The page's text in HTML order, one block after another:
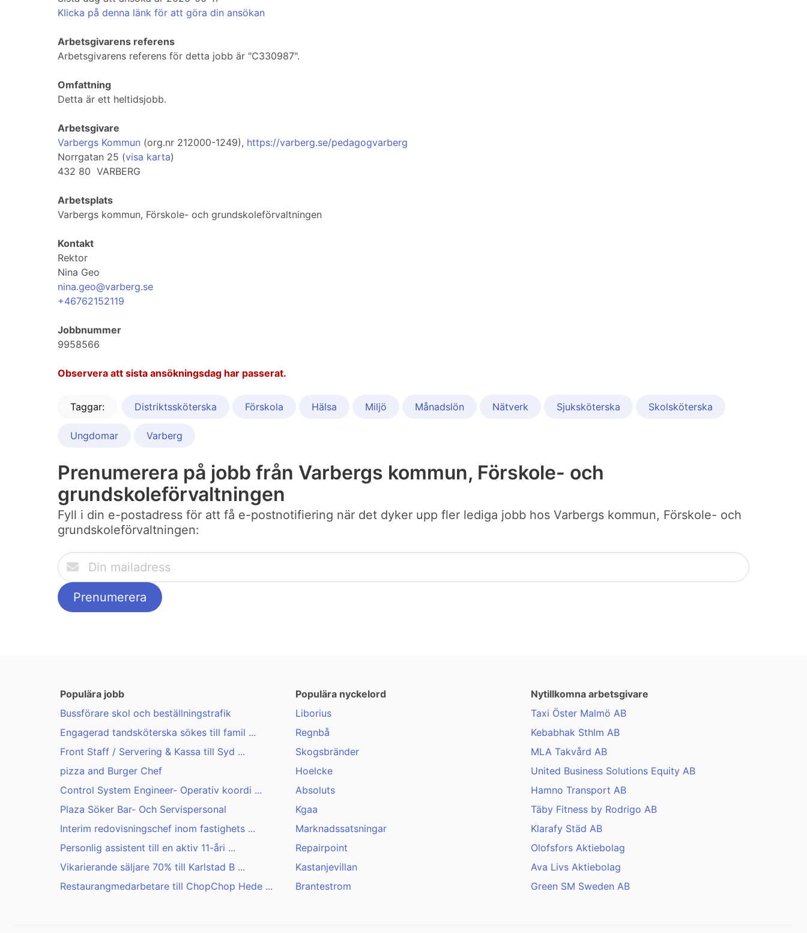
Klicka på denna länk för att göra din ansökan
Arbetsgivarens referens
Arbetsgivarens referens för detta jobb är "C330987".
Omfattning
Detta är ett heltidsjobb.
Arbetsgivare
Varbergs Kommun (org.nr 212000-1249), https://varberg.se/pedagogvarberg
Norrgatan 25 (visa karta)
432 80 VARBERG
Arbetsplats
Varbergs kommun, Förskole- och grundskoleförvaltningen
Kontakt
Rektor
Nina Geo
nina.geo@varberg.se
+46762152119
Jobbnummer
9958566
Observera att sista ansökningsdag har passerat.
Taggar: Distriktssköterska Förskola Hälsa Miljö Månadslön Nätverk Sjuksköterska Skolsköterska
Ungdomar Varberg
Prenumerera på jobb från Varbergs kommun, Förskole- och
grundskoleförvaltningen
Fyll i din e-postadress för att få e-postnotifiering när det dyker upp fler lediga jobb hos Varbergs kommun, Förskole- och
grundskoleförvaltningen:
Populära jobb
Bussförare skol och beställningstrafik
Engagerad tandsköterska sökes till famil ...
Front Staff / Servering & Kassa till Syd ...
pizza and Burger Chef
Control System Engineer- Operativ koordi ...
Plaza Söker Bar- Och Servispersonal
Interim redovisningschef inom fastighets ...
Personlig assistent till en aktiv 11-åri ...
Vikarierande säljare 70% till Karlstad B ...
Restaurangmedarbetare till ChopChop Hede ...
Populära nyckelord
Liborius
Regnbå
Skogsbränder
Hoelcke
Absoluts
Kgaa
Marknadssatsningar
Repairpoint
Kastanjevillan
Brantestrom
Nytillkomna arbetsgivare
Taxi Öster Malmö AB
Kebabhak Sthlm AB
MLA Takvård AB
United Business Solutions Equity AB
Hamno Transport AB
Täby Fitness by Rodrigo AB
Klarafy Städ AB
Olofsfors Aktiebolag
Ava Livs Aktiebolag
Green SM Sweden AB